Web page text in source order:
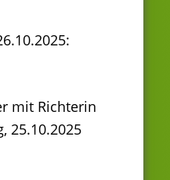
mit Richterin
25.10.2025